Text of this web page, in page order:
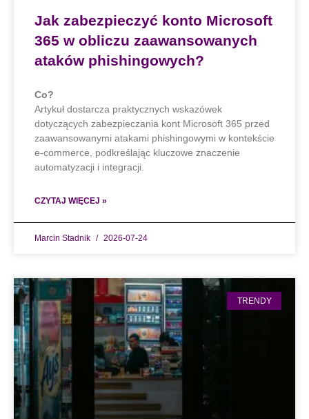
Jak zabezpieczyć konto Microsoft
365 w obliczu zaawansowanych
ataków phishingowych?
Co?
Artykuł dostarcza praktycznych wskazówek
dotyczących zabezpieczania kont Microsoft 365 przed
zaawansowanymi atakami phishingowymi w kontekście
e-commerce, podkreślając kluczowe znaczenie
automatyzacji i integracji.
CZYTAJ WIĘCEJ »
Marcin Stadnik 2026-07-24
TRENDY